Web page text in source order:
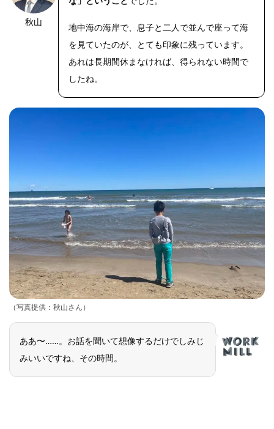
OLYMPUS
秋山
地中海の海岸で、息子と二人で並んで座って海
を見ていたのが、とても印象に残っています。
あれは長期間休まなければ、得られない時間で
したね。
（写真提供：秋山さん）
ああ〜……。お話を聞いて想像するだけでしみじ
みいいですね、その時間。